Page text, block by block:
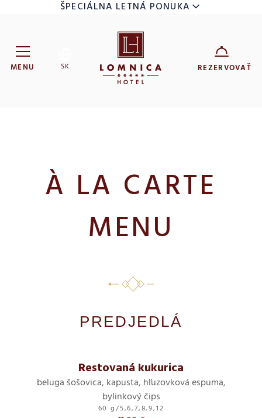
ŠPECIÁLNA LETNÁ PONUKA
MENU SK REZERVOVAŤ
À LA CARTE
MENU
PREDJEDLÁ
Restovaná kukurica
beluga šošovica, kapusta, hľuzovková espuma,
bylinkový čips
60 g/5,6,7,8,9,12
ZARIADENIE Hotel Lomnica